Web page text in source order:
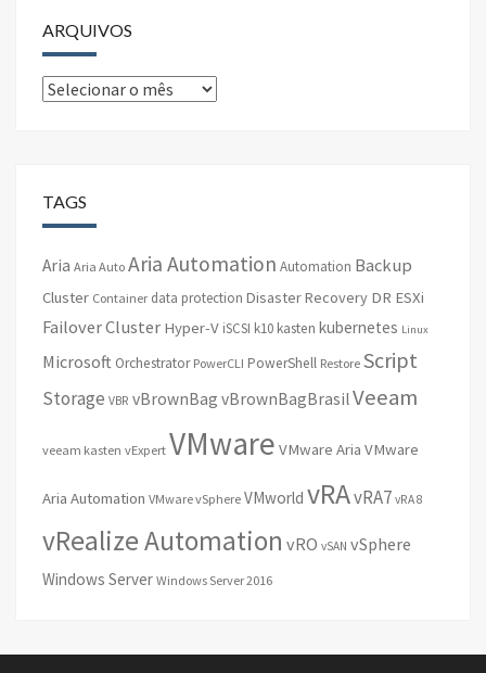
ARQUIVOS
Arquivos
TAGS
Aria Aria Auto Aria Automation Automation Backup
Cluster Container data protection Disaster Recovery DR ESXi
Failover Cluster Hyper-V iSCSI k10 kasten kubernetes Linux
Microsoft Orchestrator PowerCLI PowerShell Restore Script
Storage VBR vBrownBag vBrownBagBrasilVeeam
veeam kasten vExpert VMware VMware Aria VMware
Aria Automation VMware vSphere VMworld vRAvRA7 vRA 8
vRealize Automation vRO vSAN vSphere
Windows Server Windows Server 2016